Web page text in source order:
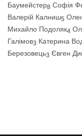
Баумейстер8 Софія
Валерій Калниш5
Михайло Подоляк4
Галімов3 Катерина
Березовець3 Євген